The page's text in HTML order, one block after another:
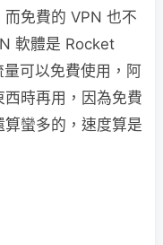
免費的 VPN 也不
軟體是 Rocket
可以免費使用，阿
時再用，因為免費
蠻多的，速度算是